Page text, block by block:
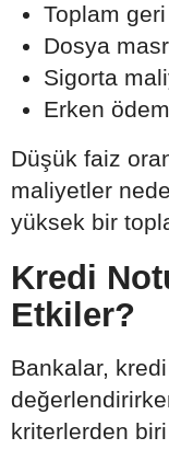
Toplam
Dosya
Sigorta
Erken
Düşük faiz
maliyetler
yüksek bir
Kredi
Etkiler?
Bankalar, kredi
kriterlerden